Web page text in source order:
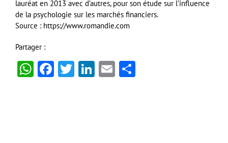
lauréat en 2013 avec d’autres, pour son étude sur l’influence
de la psychologie sur les marchés financiers.
Source : https://www.romandie.com
Partager :
WhatsApp
Facebook
Twitter
LinkedIn
Email